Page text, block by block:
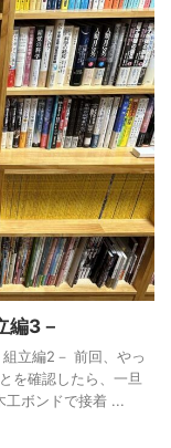
3－
立編2－ 前回、やっ
を確認したら、一旦
工ボンドで接着 ...